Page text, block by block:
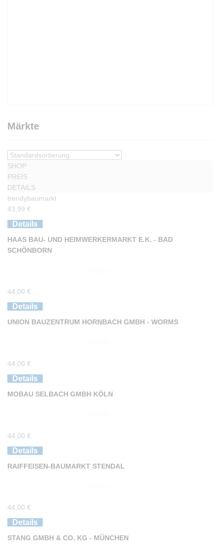
Märkte
SHOP
PREIS
DETAILS
trendybaumarkt
43,99 €
Details
HAAS BAU- UND HEIMWERKERMARKT E.K. - BAD
SCHÖNBORN
5
44,00 €
Details
UNION BAUZENTRUM HORNBACH GMBH - WORMS
5
44,00 €
Details
MOBAU SELBACH GMBH KÖLN
5
44,00 €
Details
RAIFFEISEN-BAUMARKT STENDAL
5
44,00 €
Details
STANG GMBH & CO. KG - MÜNCHEN